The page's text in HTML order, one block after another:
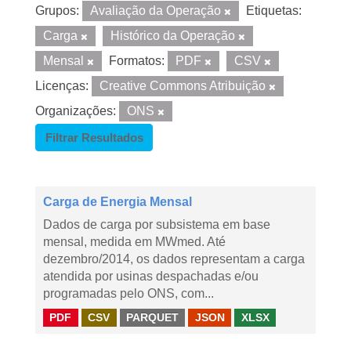
Grupos: Avaliação da Operação
Etiquetas:
Carga
Histórico da Operação
Mensal
Formatos: PDF
CSV
Licenças:
Creative Commons Atribuição
Organizações:
ONS
Filtrar Resultados
Carga de Energia Mensal
Dados de carga por subsistema em base
mensal, medida em MWmed. Até
dezembro/2014, os dados representam a carga
atendida por usinas despachadas e/ou
programadas pelo ONS, com...
PDF CSV PARQUET JSON XLSX